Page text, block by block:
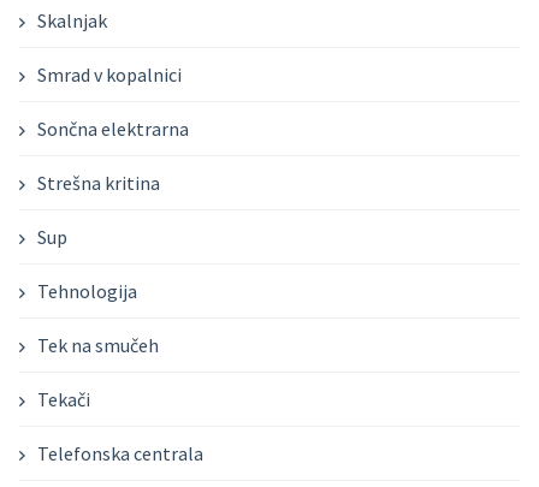
Skalnjak
Smrad v kopalnici
Sončna elektrarna
Strešna kritina
Sup
Tehnologija
Tek na smučeh
Tekači
Telefonska centrala